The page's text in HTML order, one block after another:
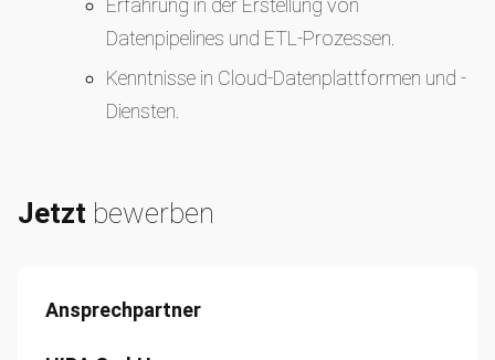
Erfahrung in der Erstellung von
Datenpipelines und ETL-Prozessen.
Kenntnisse in Cloud-Datenplattformen und -
Diensten.
Jetzt bewerben
Ansprechpartner